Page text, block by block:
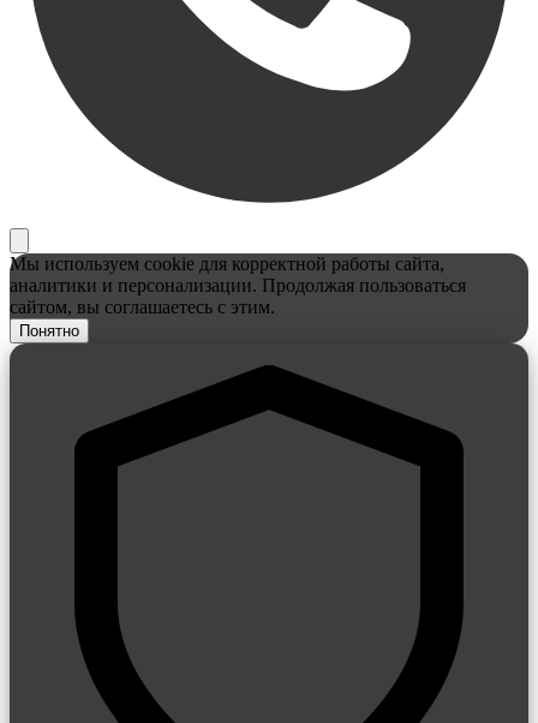
Мы используем cookie для корректной работы сайта,
аналитики и персонализации. Продолжая пользоваться
сайтом, вы соглашаетесь с этим.
Понятно